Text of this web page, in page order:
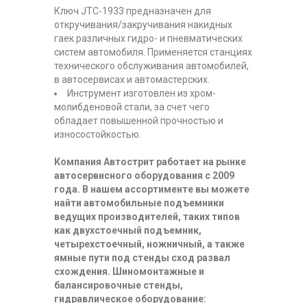
Ключ JTC-1933 предназначен для
откручивания/закручивания накидных
гаек различных гидро- и пневматических
систем автомобиля. Применяется станциях
технического обслуживания автомобилей,
в автосервисах и автомастерских.
Инструмент изготовлен из хром-
молибденовой стали, за счет чего
обладает повышенной прочностью и
износостойкостью.
Компания Автострит работает на рынке
автосервисного оборудования с 2009
года. В нашем ассортименте вы можете
найти автомобильные подъемники
ведущих производителей, таких типов
как двухстоечный подъемник,
четырехстоечный, ножничный, а также
ямные пути под стенды сход развал
схождения. Шиномонтажные и
балансировочные стенды,
гидравлическое оборудование: